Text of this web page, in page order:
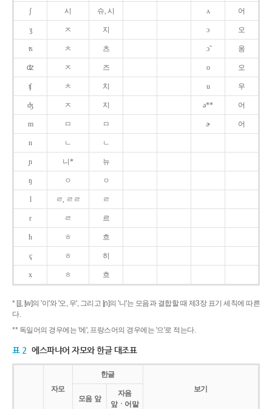
ʃ 시 슈, 시 ʌ 어
ʒ ㅈ 지 ɔ 오
ʦ ㅊ 츠 ɔ̃ 옹
ʣ ㅈ 즈 o 오
ʧ ㅊ 치 u 우
ʤ ㅈ 지 ə** 어
m ㅁ ㅁ ɚ 어
n ㄴ ㄴ
ɲ 니* 뉴
ŋ ㅇ ㅇ
l ㄹ, ㄹㄹ ㄹ
r ㄹ 르
h ㅎ 흐
ç ㅎ 히
x ㅎ 흐
* [j], [w]의 '이'와 '오, 우', 그리고 [ɲ]의 '니'는 모음과 결합할 때 제3장 표기 세칙에 따른
다.
** 독일어의 경우에는 '에', 프랑스어의 경우에는 '으'로 적는다.
표 2 에스파냐어 자모와 한글 대조표
자모
한글
보기
모음 앞
자음
앞ㆍ어말